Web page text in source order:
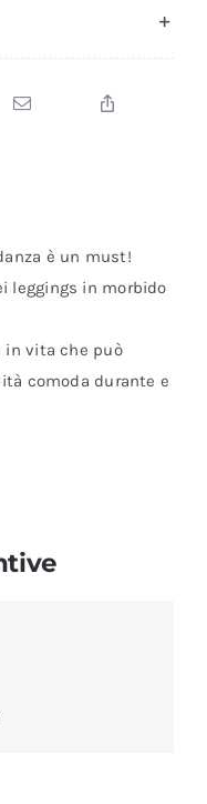
è un must!
leggings in morbido
in vita che può
comoda durante e